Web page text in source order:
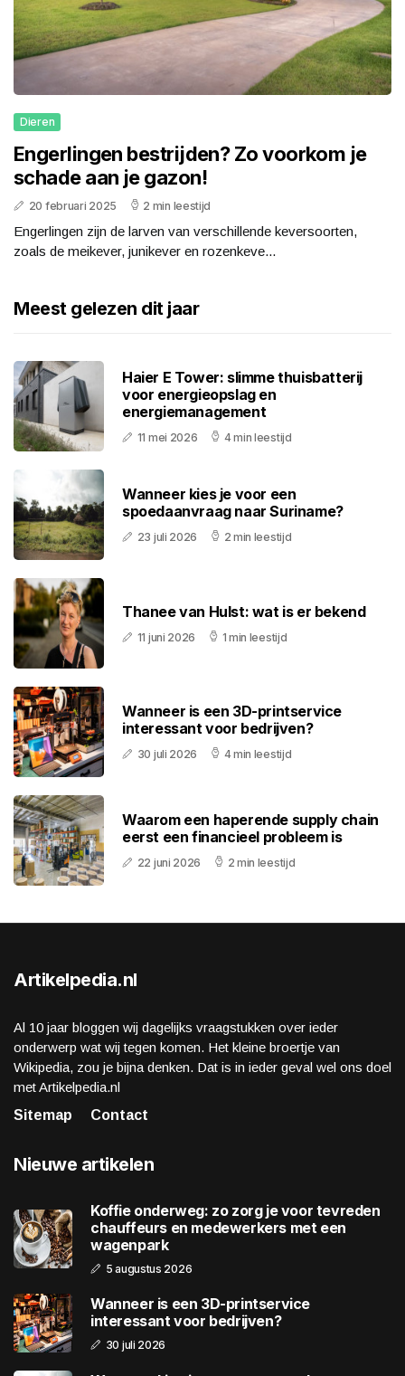
Dieren
Engerlingen bestrijden? Zo voorkom je
schade aan je gazon!
20 februari 2025 2 min leestijd
Engerlingen zijn de larven van verschillende keversoorten,
zoals de meikever, junikever en rozenkeve...
Meest gelezen dit jaar
Haier E Tower: slimme thuisbatterij
voor energieopslag en
energiemanagement
11 mei 2026 4 min leestijd
Wanneer kies je voor een
spoedaanvraag naar Suriname?
23 juli 2026 2 min leestijd
Thanee van Hulst: wat is er bekend
11 juni 2026 1 min leestijd
Wanneer is een 3D-printservice
interessant voor bedrijven?
30 juli 2026 4 min leestijd
Waarom een haperende supply chain
eerst een financieel probleem is
22 juni 2026 2 min leestijd
Artikelpedia.nl
Al 10 jaar bloggen wij dagelijks vraagstukken over ieder
onderwerp wat wij tegen komen. Het kleine broertje van
Wikipedia, zou je bijna denken. Dat is in ieder geval wel ons doel
met Artikelpedia.nl
Sitemap
Contact
Nieuwe artikelen
Koffie onderweg: zo zorg je voor tevreden
chauffeurs en medewerkers met een
wagenpark
5 augustus 2026
Wanneer is een 3D-printservice
interessant voor bedrijven?
30 juli 2026